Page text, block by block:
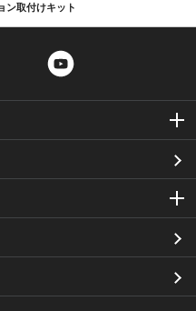
ン取付けキット
Twitter